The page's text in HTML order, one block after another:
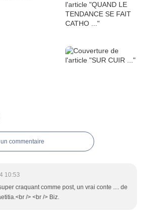
commentaire
10:53
craquant comme post, un vrai conte .... de
/> <br /> Biz.